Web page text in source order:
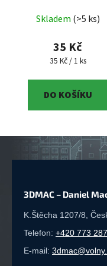
betlém Šťastné
Nerozbitná rodinná
Skladem (>5 ks)
35 Kč
Měrná cena:
35 Kč / 1 ks
DO KOŠÍKU
3DMAC – Daniel
K.Štěcha 1207/8,
Telefon: +420 773
E-mail: